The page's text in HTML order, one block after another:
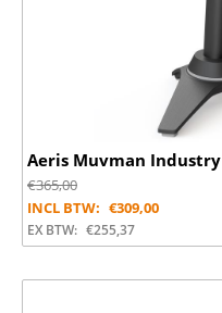
Aeris Muvman Industry
€365,00
INCL BTW: €309,00
EX BTW: €255,37